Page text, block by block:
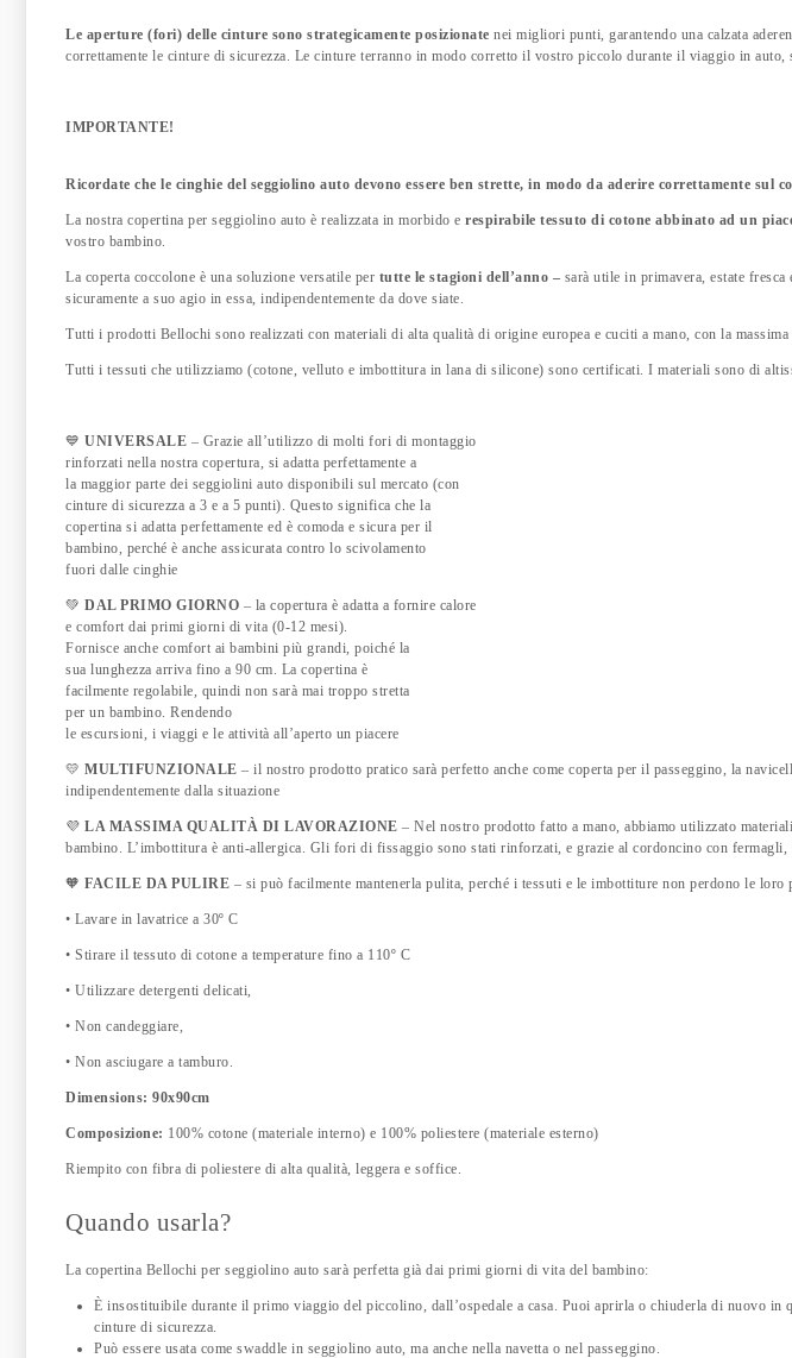
Le aperture (fori) delle cinture sono strategicamente posizionatenei migliori punti, garantendo una calzata
correttamente le cinture di sicurezza. Le cinture terranno in modo corretto il vostro piccolo durante il viaggio in auto,
IMPORTANTE!
Ricordate che le cinghie del seggiolino auto devono essere ben strette, in modo da aderire correttamente sul
La nostra copertina per seggiolino auto è realizzata in morbido erespirabile tessuto di cotone abbinato ad un
vostro bambino.
La coperta coccolone è una soluzione versatile per tutte le stagioni dell’anno – sarà utile in primavera, estate
sicuramente a suo agio in essa, indipendentemente da dove siate.
Tutti i prodotti Bellochi sono realizzati con materiali di alta qualità di origine europea e cuciti a mano, con la massima
Tutti i tessuti che utilizziamo (cotone, velluto e imbottitura in lana di silicone) sono certificati. I materiali sono di
💙 UNIVERSALE – Grazie all’utilizzo di molti fori di montaggio
rinforzati nella nostra copertura, si adatta perfettamente a
la maggior parte dei seggiolini auto disponibili sul mercato (con
cinture di sicurezza a 3 e a 5 punti). Questo significa che la
copertina si adatta perfettamente ed è comoda e sicura per il
bambino, perché è anche assicurata contro lo scivolamento
fuori dalle cinghie
💚DAL PRIMO GIORNO – la copertura è adatta a fornire calore
e comfort dai primi giorni di vita (0-12 mesi).
Fornisce anche comfort ai bambini più grandi, poiché la
sua lunghezza arriva fino a 90 cm. La copertina è
facilmente regolabile, quindi non sarà mai troppo stretta
per un bambino. Rendendo
le escursioni, i viaggi e le attività all’aperto un piacere
💛 MULTIFUNZIONALE– il nostro prodotto pratico sarà perfetto anche come coperta per il passeggino, la
indipendentemente dalla situazione
💜 LA MASSIMA QUALITÀ DI LAVORAZIONE– Nel nostro prodotto fatto a mano, abbiamo utilizzato
bambino. L’imbottitura è anti-allergica. Gli fori di fissaggio sono stati rinforzati, e grazie al cordoncino con fermagli,
🧡 FACILE DA PULIRE – si può facilmente mantenerla pulita, perché i tessuti e le imbottiture non perdono le
• Lavare in lavatrice a 30º C
• Stirare il tessuto di cotone a temperature fino a 110º C
• Utilizzare detergenti delicati,
• Non candeggiare,
• Non asciugare a tamburo.
Dimensions: 90x90cm
Composizione: 100% cotone (materiale interno) e 100% poliestere (materiale esterno)
Riempito con fibra di poliestere di alta qualità, leggera e soffice.
Quando usarla?
La copertina Bellochi per seggiolino auto sarà perfetta già dai primi giorni di vita del bambino:
È insostituibile durante il primo viaggio del piccolino, dall’ospedale a casa. Puoi aprirla o chiuderla di nuovo
cinture di sicurezza.
Può essere usata come swaddle in seggiolino auto, ma anche nella navetta o nel passeggino.